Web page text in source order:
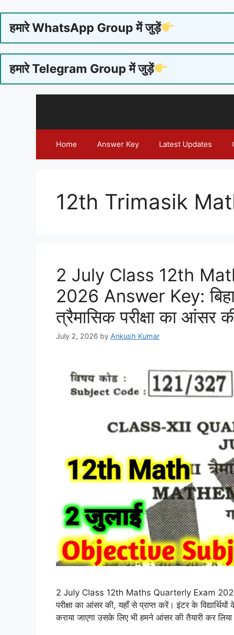
हमारे WhatsApp Group में जुड़ें
हमारे Telegram Group में जुड़ें
Home Answer Key Latest Updates
12th Trimasik
2 July Class 12th
2026 Answer Key:
त्रैमासिक परीक्षा का आंसर
July 2, 2026 by Ankush Kumar
2 July Class 12th Maths Quarterly Exam 2026
परीक्षा का आंसर की, यहाँ से प्राप्त करें। इंटर के
कराया जाएगा उसके लिए भी हमने आंसर की तैयारी कर